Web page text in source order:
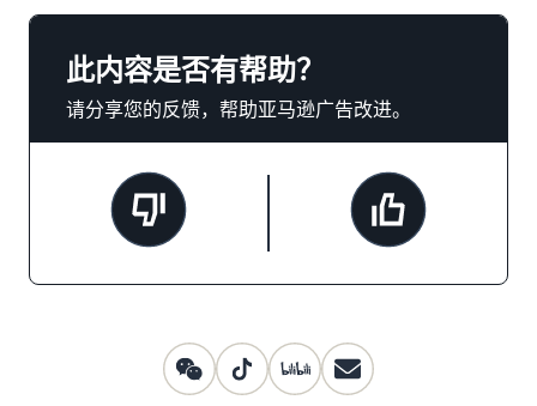
此内容是否有帮助？
请分享您的反馈，帮助亚马逊广告改进。